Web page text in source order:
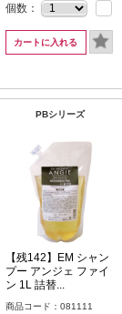
個数：
カートに入れる
PBシリーズ
【残142】EM シャン
プー アンジェ ファイ
ン 1L 詰替...
商品コード：081111